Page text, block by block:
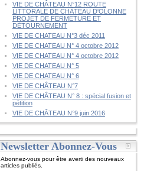
VIE DE CHÂTEAU N°12 ROUTE
LITTORALE DE CHÂTEAU D'OLONNE
PROJET DE FERMETURE ET
DÉTOURNEMENT
VIE DE CHATEAU N°3 déc 2011
VIE DE CHATEAU N° 4 octobre 2012
VIE DE CHATEAU N° 4 octobre 2012
VIE DE CHATEAU N° 5
VIE DE CHATEAU N° 6
VIE DE CHÂTEAU N°7
VIE DE CHÂTEAU N° 8 : spécial fusion et
pétition
VIE DE CHÂTEAU N°9 juin 2016
Newsletter Abonnez-Vous
Abonnez-vous pour être averti des nouveaux
articles publiés.